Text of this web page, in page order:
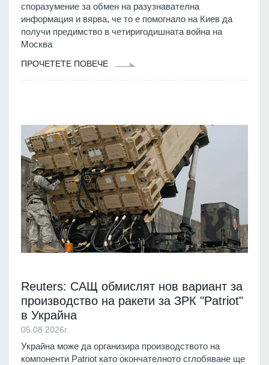
споразумение за обмен на разузнавателна
информация и вярва, че то е помогнало на Киев да
получи предимство в четиригодишната война на
Москва
ПРОЧЕТЕТЕ ПОВЕЧЕ
Reuters: САЩ обмислят нов вариант за
производство на ракети за ЗРК "Patriot"
в Украйна
05.08.2026г.
Украйна може да организира производството на
компоненти Patriot като окончателното сглобяване ще